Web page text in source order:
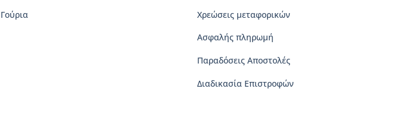
Γούρια Χρεώσεις μεταφορικών
Ασφαλής πληρωμή
Παραδόσεις Αποστολές
Διαδικασία Επιστροφών